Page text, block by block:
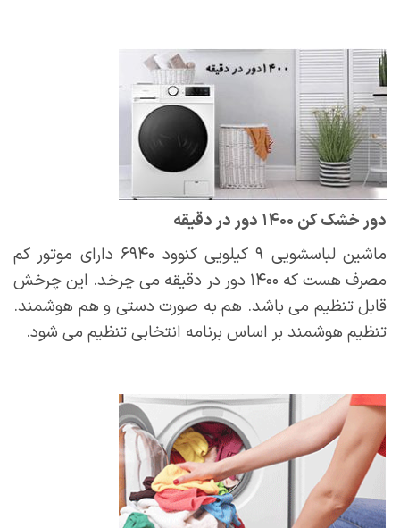
دور خشک کن ۱۴۰۰ دور در دقیقه
ماشین لباسشویی ۹ کیلویی کنوود ۶۹۴۰ دارای موتور کم
مصرف هست که ۱۴۰۰ دور در دقیقه می چرخد. این چرخش
قابل تنظیم می باشد. هم به صورت دستی و هم هوشمند.
تنظیم هوشمند بر اساس برنامه انتخابی تنظیم می شود.